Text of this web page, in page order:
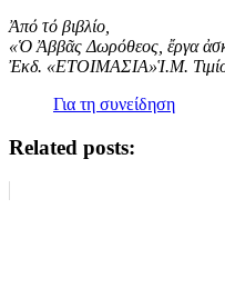
Ἀπό τό βιβλίο,
«Ὁ Ἀββᾶς Δωρόθεος, ἔργα
Ἐκδ. «ΕΤΟΙΜΑΣΙΑ»Ἱ.Μ.
Για τη συνείδηση
Related posts: